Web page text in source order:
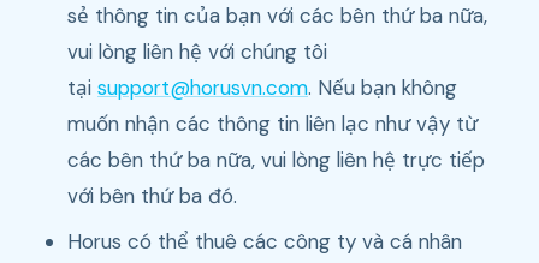
sẻ thông tin của bạn với các bên thứ ba nữa,
vui lòng liên hệ với chúng tôi
tại support@horusvn.com. Nếu bạn không
muốn nhận các thông tin liên lạc như vậy từ
các bên thứ ba nữa, vui lòng liên hệ trực tiếp
với bên thứ ba đó.
Horus có thể thuê các công ty và cá nhân